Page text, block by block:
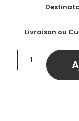
Livraison ou